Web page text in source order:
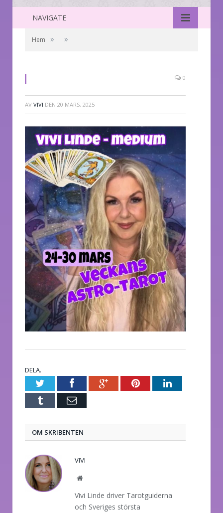
NAVIGATE
Hem » »
0
AV VIVI DEN 20 MARS, 2025
DELA.
TwitterFacebookGoogle+PinterestLinkedIn
Tumblr E-
OM SKRIBENTEN
VIVI
Website
Vivi Linde driver Tarotguiderna
och Sveriges största